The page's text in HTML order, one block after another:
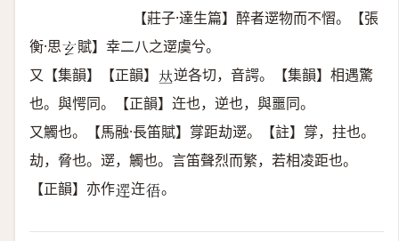
【莊子·達生篇】醉者遻物而不慴。【張
衡·思 𤣥 賦】幸二八之遻虞兮。
又【集韻】【正韻】 𠀤逆各切，音諤。【集韻】相遇驚
也。與愕同。【正韻】迕也，逆也，與噩同。
又觸也。【馬融·長笛賦】牚距劫遻。【註】牚，拄也。
劫，脅也。遻，觸也。言笛聲烈而繁，若相凌距也。
【正韻】亦作𨕣 迕𢓲 。